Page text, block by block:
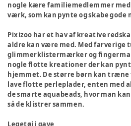
nogle kære familiemedlemmer
værk, som kan pynte og skabe gode
Pixizoo har et hav af kreative
aldre kan være med. Med farverige
glimmerklistermærker og
nogle flotte kreationer der kan
hjemmet. De større børn kan
lave flotte perleplader, enten med
de smarte aquabeads, hvor man
så de klistrer sammen.
Legetøj i gave